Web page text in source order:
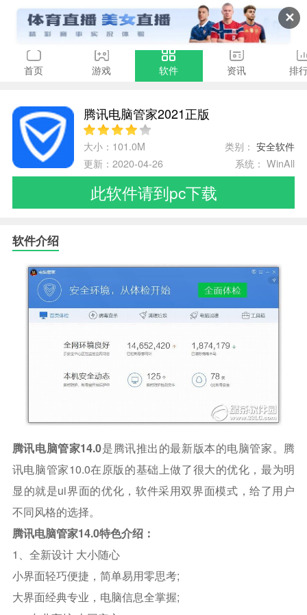
✕
首页 游戏 软件 资讯 排
腾讯电脑管家2021正版
大小：101.0M 类别：安全软件
更新：2020-04-26
系统： WinAll
此软件请到pc下载
软件介绍
腾讯电脑管家14.0是腾讯推出的最新版本的电脑管家。腾
讯电脑管家10.0在原版的基础上做了很大的优化，最为明
显的就是ui界面的优化，软件采用双界面模式，给了用户
不同风格的选择。
腾讯电脑管家14.0特色介绍：
1、全新设计 大小随心
小界面轻巧便捷，简单易用零思考;
大界面经典专业，电脑信息全掌握;